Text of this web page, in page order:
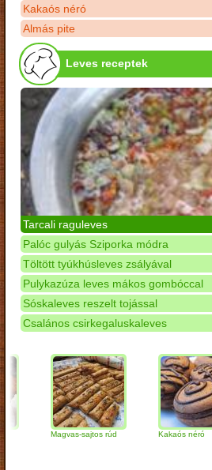
Kakaós néró
Almás pite
Leves receptek
Tarcali raguleves
Palóc gulyás Sziporka módra
Töltött tyúkhúsleves zsályával
Pulykazúza leves mákos gombóccal
Sóskaleves reszelt tojással
Csalános csirkegaluskaleves
Magvas-sajtos rúd Kakaós néró